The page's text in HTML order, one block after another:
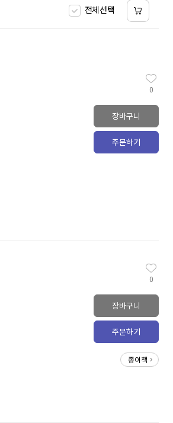
전체선택
0
장바구니
주문하기
0
장바구니
주문하기
종이책